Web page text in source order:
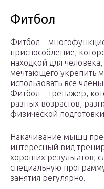
Фитбол
Фитбол –
приспособление,
находкой для
мечтающего укрепить
использовать все
Фитбол – тренажер,
разных возрастов,
физической
Накачивание мышц
интересный вид
хороших результатов,
специальную
занятия регулярно.